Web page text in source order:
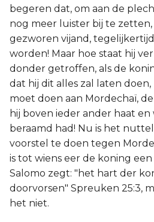
begeren dat, om aan de
nog meer luister bij te zetten,
gezworen vijand,
worden! Maar hoe staat hij
donder getroffen, als de
dat hij dit alles zal laten
moet doen aan Mordechaï,
hij boven ieder ander haat en
beraamd had! Nu is het
voorstel te doen tegen
is tot wiens eer de koning
Salomo zegt: "het hart der
doorvorsen" Spreuken 25:3,
het niet.